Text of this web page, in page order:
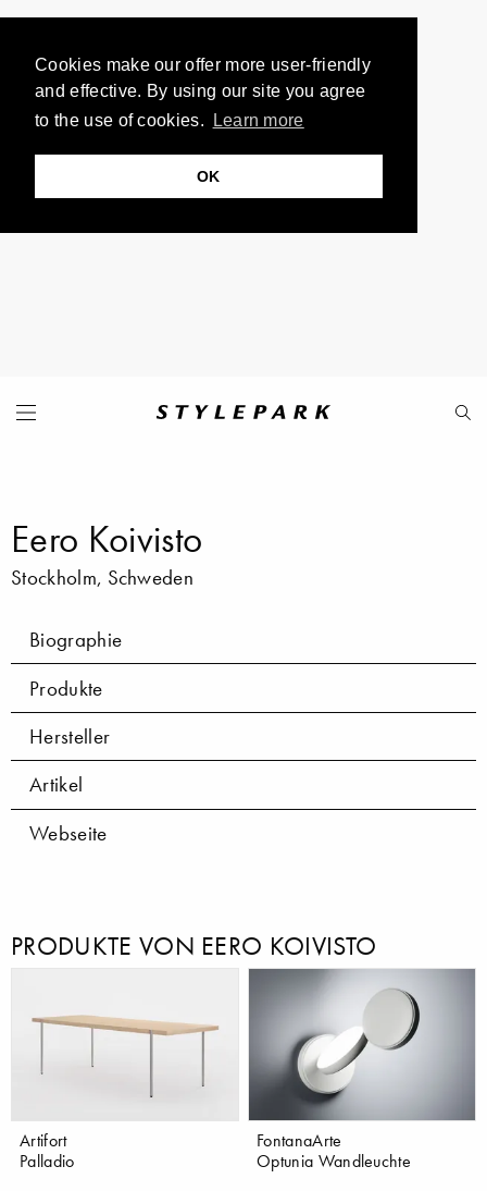
Cookies make our offer more user-friendly
and effective. By using our site you agree
to the use of cookies.
Learn more
OK
Eero Koivisto
Stockholm, Schweden
Biographie
Produkte
Hersteller
Artikel
Webseite
PRODUKTE VON EERO KOIVISTO
Artifort
Palladio
FontanaArte
Optunia Wandleuchte